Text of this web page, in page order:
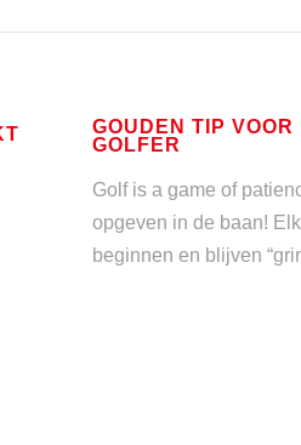
GOUDEN TIP VOOR
GOLFER
Golf is a game of
opgeven in de baan!
beginnen en blijven